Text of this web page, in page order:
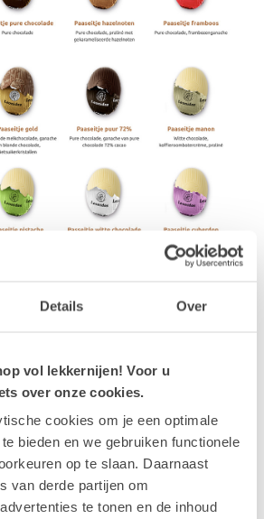
Details Over
vol lekkernijen! Voor u
over onze cookies.
cookies om je een optimale
bieden en we gebruiken functionele
op te slaan. Daarnaast
van derde partijen om
te tonen en de inhoud
een team vol
verfrissende (ijs)pralines!